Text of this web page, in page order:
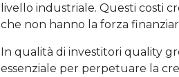
livello industriale. Questi costi
che non hanno la forza
In qualità di investitori quality
essenziale per perpetuare la